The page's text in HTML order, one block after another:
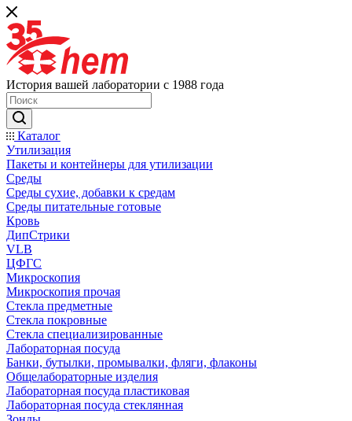
История вашей лаборатории с 1988 года
Каталог
Утилизация
Пакеты и контейнеры для утилизации
Среды
Среды сухие, добавки к средам
Среды питательные готовые
Кровь
ДипСтрики
VLB
ЦФГС
Микроскопия
Микроскопия прочая
Стекла предметные
Стекла покровные
Стекла специализированные
Лабораторная посуда
Банки, бутылки, промывалки, фляги, флаконы
Общелабораторные изделия
Лабораторная посуда пластиковая
Лабораторная посуда стеклянная